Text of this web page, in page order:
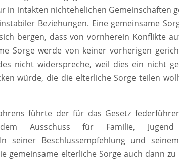
in intakten nichtehelichen Gemeinschaften
Beziehungen. Eine gemeinsame
bergen, dass von vornherein Konflikte
Sorge werde von keiner vorherigen
nicht widerspreche, weil dies ein nicht
würde, die die elterliche Sorge teilen
führte der für das Gesetz
Ausschuss für Familie,
seiner Beschlussempfehlung und
gemeinsame elterliche Sorge auch dann